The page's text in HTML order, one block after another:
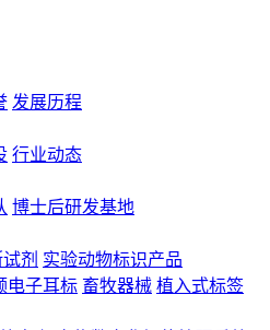
发展历程
行业动态
博士后研发基地
剂 实验动物标识产品
电子耳标 畜牧器械 植入式标签